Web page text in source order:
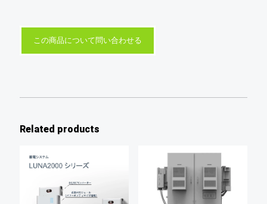
この商品について問い合わせる
Related products